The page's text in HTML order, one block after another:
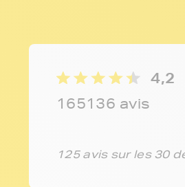
4,2
165136 avis
125 avis sur les 30